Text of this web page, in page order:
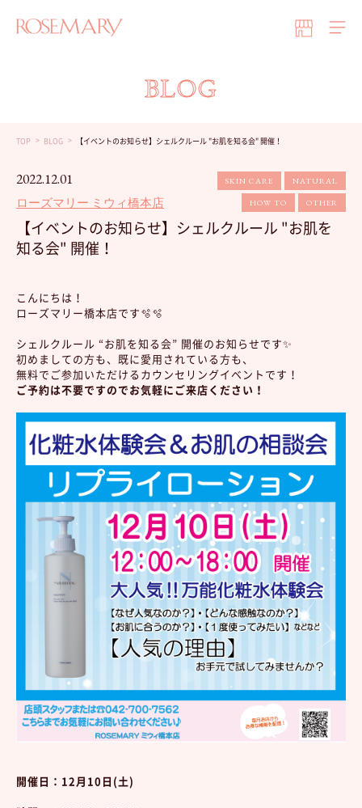
BLOG
TOP BLOG 【イベントのお知らせ】シェルクルール "お肌を知る会" 開催！
2022.12.01
ローズマリー ミウィ橋本店
SKIN CARE NATURAL
HOW TO OTHER
【イベントのお知らせ】シェルクルール "お肌を
知る会" 開催！
こんにちは！
ローズマリー橋本店です🫧🫧
シェルクルール “お肌を知る会” 開催のお知らせです✨
初めましての方も、既に愛用されている方も、
無料でご参加いただけるカウンセリングイベントです！
ご予約は不要ですのでお気軽にご来店ください！
開催日：12月10日(土)